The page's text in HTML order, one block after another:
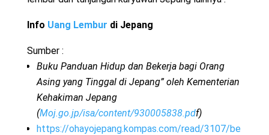
Info Uang Lembur di Jepang
Sumber :
Buku Panduan Hidup dan Bekerja bagi Orang
Asing yang Tinggal di Jepang” oleh Kementerian
Kehakiman Jepang
(Moj.go.jp/isa/content/930005838.pdf)
https://ohayojepang.kompas.com/read/3107/be